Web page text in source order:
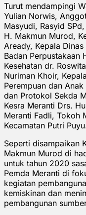
Turut mendampingi
Yulian Norwis,
Masyudi, Rasyid
H. Makmun Murod,
Aready, Kepala
Badan Perpustakaan
Kesehatan dr.
Nuriman Khoir,
Perempuan dan
dan Protokol Sekda
Kesra Meranti Drs.
Meranti Fadli, Tokoh
Kecamatan Putri
Seperti disampaikan
Makmun Murod di
untuk tahun 2020
Pemda Meranti di
kegiatan
kemiskinan dan
pembangunan